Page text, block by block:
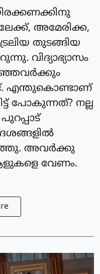
അമേരിക്ക,
തുടങ്ങിയ
വിദ്യാഭ്യാസം
എന്തുകൊണ്ടാണ്
പോകുന്നത്? നല്ല
അവർക്കു
വേണം.